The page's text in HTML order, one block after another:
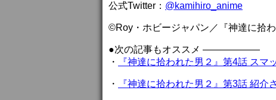
公式Twitter： @kamihiro_anime
©Roy・ホビージャパン／『神達に拾
●次の記事もオススメ ——————
・
『神達に拾われた男２』第4話 ス
・ 『神達に拾われた男２』第3話 紹